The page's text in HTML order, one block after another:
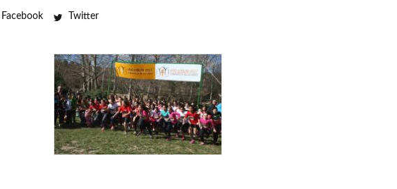
Facebook Twitter